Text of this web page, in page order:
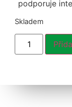
podporuje
Skladem